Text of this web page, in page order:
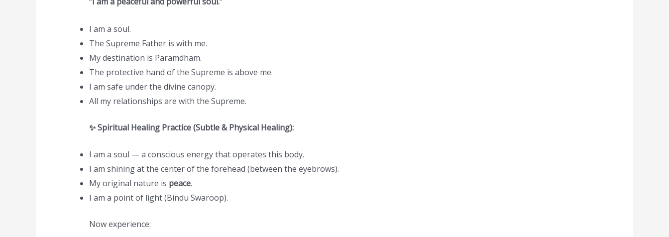
I am a soul.
The Supreme Father is with me.
My destination is Paramdham.
The protective hand of the Supreme is above me.
I am safe under the divine canopy.
All my relationships are with the Supreme.
✨ Spiritual Healing Practice (Subtle & Physical Healing):
I am a soul — a conscious energy that operates this body.
I am shining at the center of the forehead (between the eyebrows).
My original nature is peace.
I am a point of light (Bindu Swaroop).
Now experience: